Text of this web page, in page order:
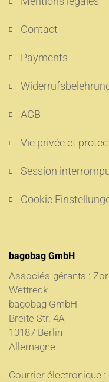
Contact
Payments
AGB
Vie privée et
Session
Cookie
bagobag GmbH
Associés-gérants :
Wettreck
bagobag GmbH
Breite Str. 4A
13187 Berlin
Allemagne
Courrier électronique :